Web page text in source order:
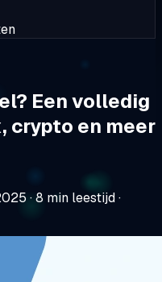
Een volledig
crypto en meer
·8 min leestijd·